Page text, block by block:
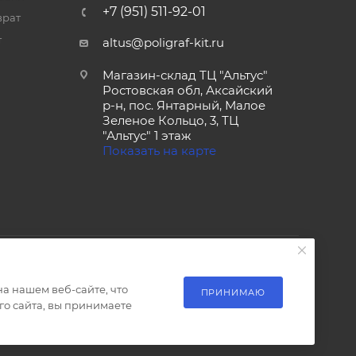
+7 (951) 511-92-01
altus@poligraf-kit.ru
Магазин-склад ТЦ "Альтус"
Ростовская обл, Аксайский
р-н, пос. Янтарный, Малое
Зеленое Кольцо, 3, ТЦ
"Альтус" 1 этаж
Показать на карте
нашем веб-сайте, что
сайта, вы принимаете
ПРИНИМАЮ